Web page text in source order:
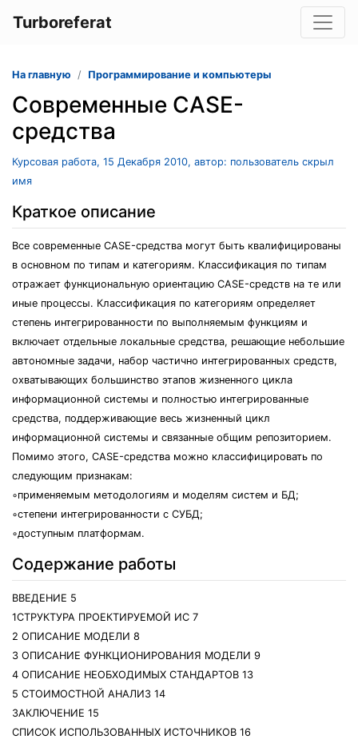
Turboreferat
На главную Программирование и компьютеры
Современные CASE-
средства
Курсовая работа, 15 Декабря 2010, автор: пользователь скрыл
имя
Краткое описание
Все современные CASE-средства могут быть квалифицированы
в основном по типам и категориям. Классификация по типам
отражает функциональную ориентацию CASE-средств на те или
иные процессы. Классификация по категориям определяет
степень интегрированности по выполняемым функциям и
включает отдельные локальные средства, решающие небольшие
автономные задачи, набор частично интегрированных средств,
охватывающих большинство этапов жизненного цикла
информационной системы и полностью интегрированные
средства, поддерживающие весь жизненный цикл
информационной системы и связанные общим репозиторием.
Помимо этого, CASE-средства можно классифицировать по
следующим признакам:
◦применяемым методологиям и моделям систем и БД;
◦степени интегрированности с СУБД;
◦доступным платформам.
Содержание работы
ВВЕДЕНИЕ 5
1СТРУКТУРА ПРОЕКТИРУЕМОЙ ИС 7
2 ОПИСАНИЕ МОДЕЛИ 8
3 ОПИСАНИЕ ФУНКЦИОНИРОВАНИЯ МОДЕЛИ 9
4 ОПИСАНИЕ НЕОБХОДИМЫХ СТАНДАРТОВ 13
5 СТОИМОСТНОЙ АНАЛИЗ 14
ЗАКЛЮЧЕНИЕ 15
СПИСОК ИСПОЛЬЗОВАННЫХ ИСТОЧНИКОВ 16